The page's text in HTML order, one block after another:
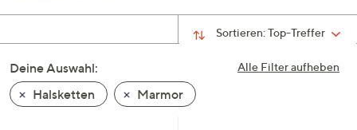
nach
und
nach
unten
oder
Sortieren:Top-Treffer
Alle Filter aufheben
Deine Auswahl:
Halsketten
Marmor